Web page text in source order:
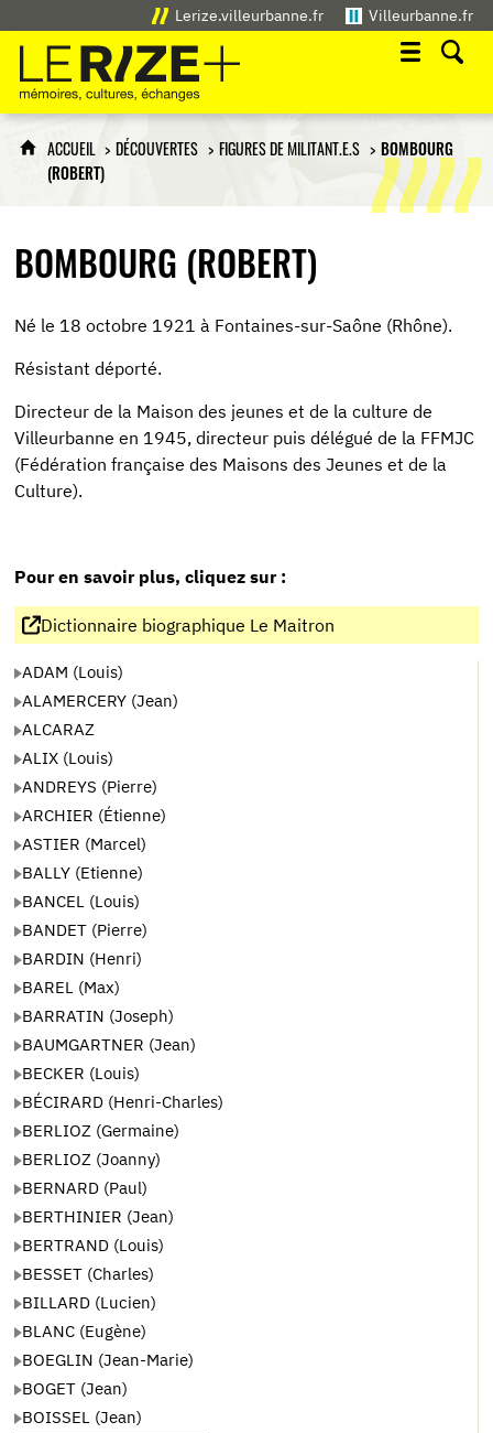
Lerize.villeurbanne.fr Villeurbanne.fr
Le Rize+
mémoires, cultures, échanges
ACCUEIL DÉCOUVERTES FIGURES DE MILITANT.E.S
BOMBOURG
(ROBERT)
BOMBOURG (ROBERT)
Né le 18 octobre 1921 à Fontaines-sur-Saône (Rhône).
Résistant déporté.
Directeur de la Maison des jeunes et de la culture de
Villeurbanne en 1945, directeur puis délégué de la FFMJC
(Fédération française des Maisons des Jeunes et de la
Culture).
Pour en savoir plus, cliquez sur :
Dictionnaire biographique Le Maitron
ADAM (Louis)
ALAMERCERY (Jean)
ALCARAZ
ALIX (Louis)
ANDREYS (Pierre)
ARCHIER (Étienne)
ASTIER (Marcel)
BALLY (Etienne)
BANCEL (Louis)
BANDET (Pierre)
BARDIN (Henri)
BAREL (Max)
BARRATIN (Joseph)
BAUMGARTNER (Jean)
BECKER (Louis)
BÉCIRARD (Henri-Charles)
BERLIOZ (Germaine)
BERLIOZ (Joanny)
BERNARD (Paul)
BERTHINIER (Jean)
BERTRAND (Louis)
BESSET (Charles)
BILLARD (Lucien)
BLANC (Eugène)
BOEGLIN (Jean-Marie)
BOGET (Jean)
BOISSEL (Jean)